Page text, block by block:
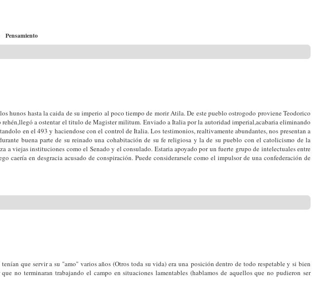
Pensamiento
hunos hasta la caida de su imperio al poco tiempo de morir Atila. De este pueblo ostrogodo proviene Teodorico
a ostentar el titulo de Magister militum. Enviado a Italia por la autoridad imperial,acabaria eliminando
en el 493 y haciendose con el control de Italia. Los testimonios, realtivamente abundantes, nos presentan a
buena parte de su reinado una cohabitación de su fe religiosa y la de su pueblo con el catolicismo de la
a viejas instituciones como el Senado y el consulado. Estaria apoyado por un fuerte grupo de intelectuales entre
caería en desgracia acusado de conspiración. Puede considerarsele como el impulsor de una confederación de
que servir a su "amo" varios años (Otros toda su vida) era una posición dentro de todo respetable y si bien
no terminaran trabajando el campo en situaciones lamentables (hablamos de aquellos que no pudieron ser